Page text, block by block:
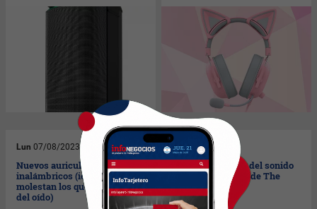
Lun 07/08/2023
Nuevos auriculares de casco
inalámbricos (ideales si te
molestan los que van dentro
del oído)
Lun31/07/2023
Este es el camino del sonido
(llegaron los auris de The
Mandalorian)